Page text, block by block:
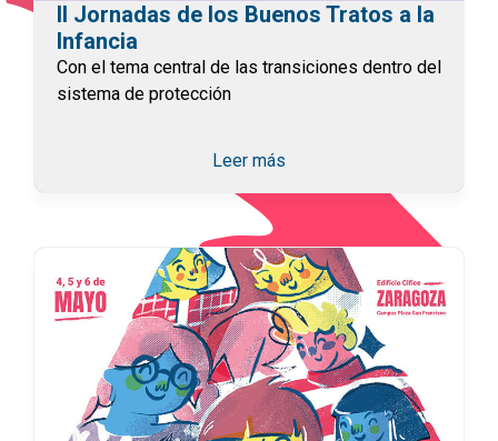
II Jornadas de los Buenos Tratos a la
Infancia
Con el tema central de las transiciones dentro del
sistema de protección
Leer más